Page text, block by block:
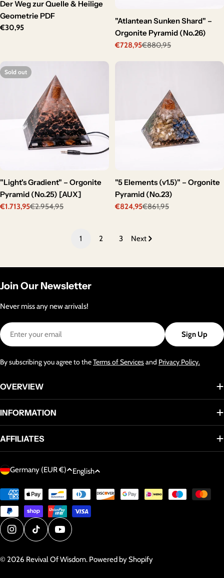
Der Weg zur Quelle & Heilige
Geometrie PDF
Regular
€30,95
"Atlantean Sunken Shard" –
Orgonite Pyramid (No.26)
Sale
€728,95
Regular €880,95
Sold out
"Light's Gradient" – Orgonite
Pyramid (No.25) [AUX]
Sale
€1.713,95
Regular
€2.954,95
"5 Elements (v1.5)" – Orgonite
Pyramid (No.23)
Sale
€824,95
Regular €861,95
1 2 3 Next
Join Our Newsletter
Never miss any new arrivals!
Email
Sign Up
By subscribing you agree to theTerms of Servicesand Privacy Policy.
OVERVIEW
INFORMATION
AFFILIATES
C
u
n
t
r
/
Germany (EUR €)
L
n
g
e
English
Payment
methods
InstagramTikTok YouTube
© 2026 Revival Of Wisdom. Powered by Shopify